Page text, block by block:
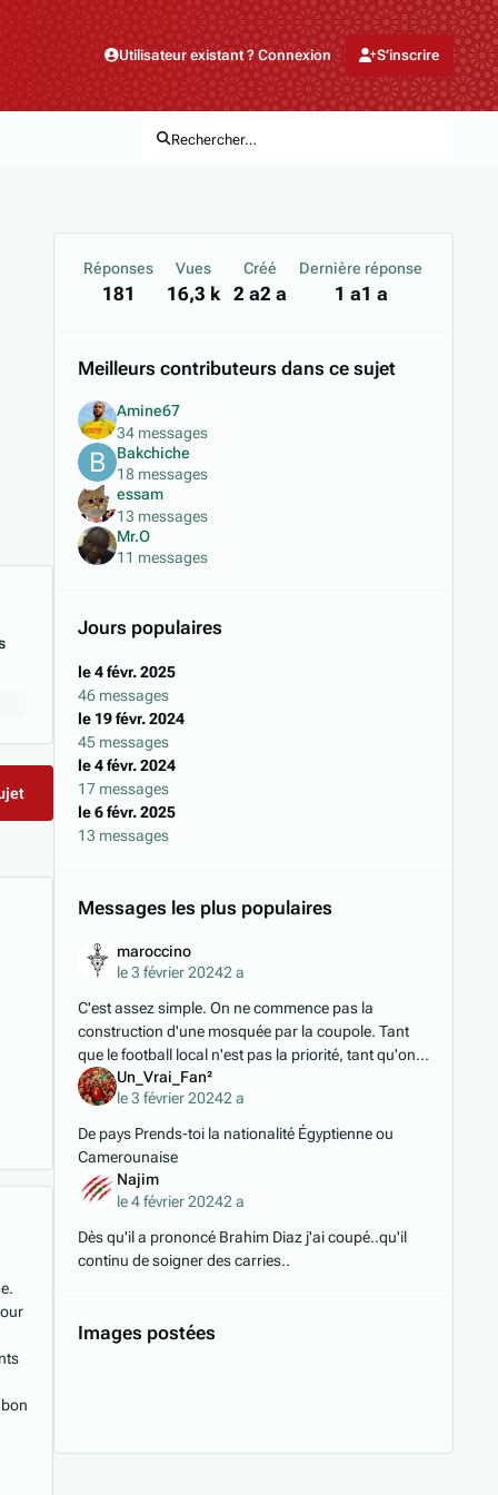
Utilisateur existant ? Connexion S’inscrire
Rechercher…
Réponses
181
Vues
16,3 k
Créé
2 a2 a
Dernière réponse
1 a1 a
Meilleurs contributeurs dans ce sujet
Amine67
34 messages
Bakchiche
18 messages
essam
13 messages
Mr.O
11 messages
Jours populaires
le 4 févr. 2025
46 messages
le 19 févr. 2024
45 messages
le 4 févr. 2024
17 messages
le 6 févr. 2025
13 messages
Messages les plus populaires
maroccino
le 3 février 20242 a
C'est assez simple. On ne commence pas la
construction d'une mosquée par la coupole. Tant
que le football local n'est pas la priorité, tant qu'on
est des microbes qui se nourrit du travail d
Un_Vrai_Fan²
le 3 février 20242 a
De pays Prends-toi la nationalité Égyptienne ou
Camerounaise
Najim
le 4 février 20242 a
Dès qu'il a prononcé Brahim Diaz j'ai coupé..qu'il
continu de soigner des carries..
Images postées